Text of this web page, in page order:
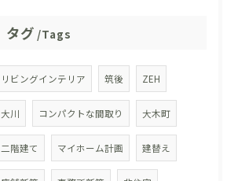
タグ Tags
リビングインテリア 筑後 ZEH
大川 コンパクトな間取り 大木町
二階建て マイホーム計画 建替え